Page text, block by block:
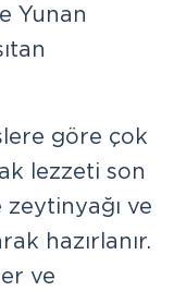
Yunan
göre çok
lezzeti son
ve
hazırlanır.
ve